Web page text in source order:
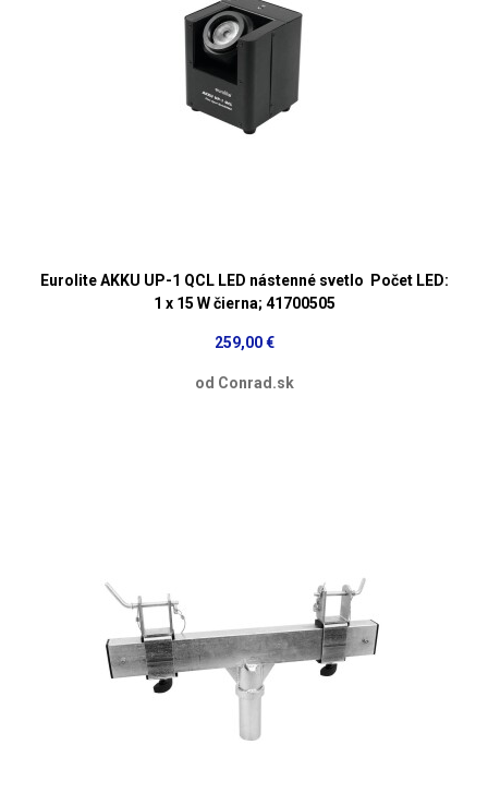
Eurolite AKKU UP-1 QCL LED nástenné svetlo Počet LED:
1 x 15 W čierna; 41700505
259,00 €
od Conrad.sk